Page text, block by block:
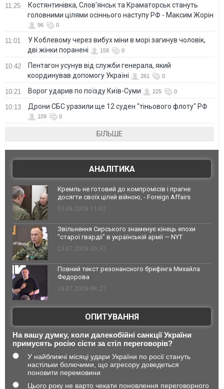
11:25
Костянтинівка, Слов'янськ та Краматорськ стануть
головними цілями осіннього наступу РФ - Максим Жорін
96 0
11:01
У Коблевому через вибух міни в морі загинув чоловік,
дві жінки поранені
158 0
10:42
Пентагон усунув від служби генерала, який
координував допомогу Україні
261 0
10:21 Ворог ударив по поїзду Київ-Суми 225 0
10:13 Дрони СБС уразили ще 12 суден "тіньового флоту" РФ
109 0
БІЛЬШЕ
АНАЛІТИКА
Кремль не готовий до компромісів і прагне
досягти своїх цілей війною, - Foreign Affairs
03.08.2026 13:02
Звільнення Сирського знаменує кінець епохи
"старої гвардії" в українській армії — NYT
23.07.2026 10:32
Повний текст резонансного брифінга Михайла
Федорова
18.07.2026 09:27
ОПИТУВАННЯ
На вашу думку, коли далекобійні санкції України
примусять росію сісти за стіл переговорів?
У найближчі місяці удари України по росії стануть
настільки болючими, що агресору доведеться
поновити перемовини
Цього року не варто чекати поновлення переговорного